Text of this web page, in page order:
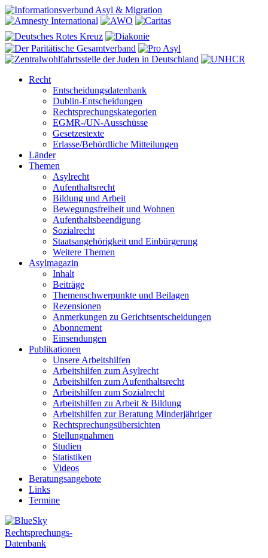
Recht
Entscheidungsdatenbank
Dublin-Entscheidungen
Rechtsprechungskategorien
EGMR-/UN-Ausschüsse
Gesetzestexte
Erlasse/Behördliche Mitteilungen
Länder
Themen
Asylrecht
Aufenthaltsrecht
Bildung und Arbeit
Bewegungsfreiheit und Wohnen
Aufenthaltsbeendigung
Sozialrecht
Staatsangehörigkeit und Einbürgerung
Weitere Themen
Asylmagazin
Inhalt
Beiträge
Themenschwerpunkte und Beilagen
Rezensionen
Anmerkungen zu Gerichtsentscheidungen
Abonnement
Einsendungen
Publikationen
Unsere Arbeitshilfen
Arbeitshilfen zum Asylrecht
Arbeitshilfen zum Aufenthaltsrecht
Arbeitshilfen zum Sozialrecht
Arbeitshilfen zu Arbeit & Bildung
Arbeitshilfen zur Beratung Minderjähriger
Rechtsprechungsübersichten
Stellungnahmen
Studien
Statistiken
Videos
Beratungsangebote
Links
Termine
Rechtsprechungs-
Datenbank